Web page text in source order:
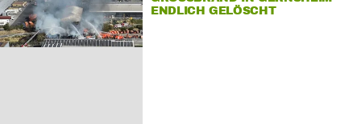
NDLICH GELÖSCHT